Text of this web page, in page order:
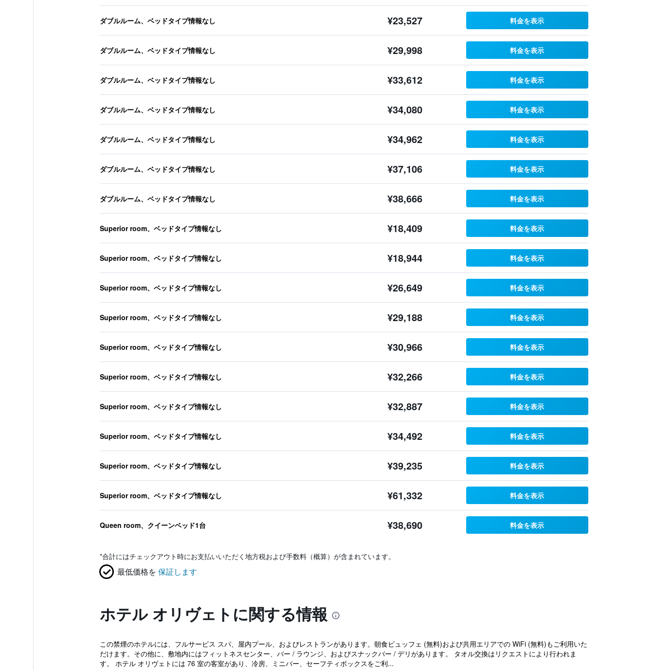
ダブルルーム、ベッドタイプ情報なし ¥23,527 料金を表示
ダブルルーム、ベッドタイプ情報なし ¥29,998 料金を表示
ダブルルーム、ベッドタイプ情報なし ¥33,612 料金を表示
ダブルルーム、ベッドタイプ情報なし ¥34,080 料金を表示
ダブルルーム、ベッドタイプ情報なし ¥34,962 料金を表示
ダブルルーム、ベッドタイプ情報なし ¥37,106 料金を表示
ダブルルーム、ベッドタイプ情報なし ¥38,666 料金を表示
Superior room、ベッドタイプ情報なし ¥18,409 料金を表示
Superior room、ベッドタイプ情報なし ¥18,944 料金を表示
Superior room、ベッドタイプ情報なし ¥26,649 料金を表示
Superior room、ベッドタイプ情報なし ¥29,188 料金を表示
Superior room、ベッドタイプ情報なし ¥30,966 料金を表示
Superior room、ベッドタイプ情報なし ¥32,266 料金を表示
Superior room、ベッドタイプ情報なし ¥32,887 料金を表示
Superior room、ベッドタイプ情報なし ¥34,492 料金を表示
Superior room、ベッドタイプ情報なし ¥39,235 料金を表示
Superior room、ベッドタイプ情報なし ¥61,332 料金を表示
Queen room、クイーンベッド1台 ¥38,690 料金を表示
*合計にはチェックアウト時にお支払いいただく地方税および手数料（概算）が含まれています。
最低価格を 保証します
ホテル オリヴェトに関する情報
この禁煙のホテルには、フルサービス スパ、屋内プール、およびレストランがあります。朝食ビュッフェ (無料)および共用エリアでの WiFi (無料)もご利用いた
だけます。その他に、敷地内にはフィットネスセンター、バー / ラウンジ、およびスナックバー / デリがあります。 タオル交換はリクエストにより行われま
す。 ホテル オリヴェトには 76 室の客室があり、冷房、ミニバー、セーフティボックスをご利...